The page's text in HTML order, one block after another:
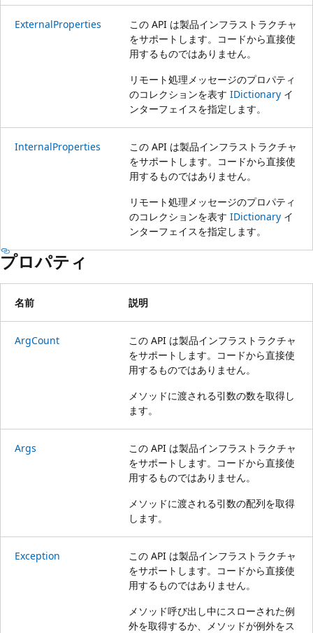
ExternalProperties
この API は製品インフラストラクチャ
をサポートします。コードから直接使
用するものではありません。
リモート処理メッセージのプロパティ
のコレクションを表す IDictionary イ
ンターフェイスを指定します。
InternalProperties
この API は製品インフラストラクチャ
をサポートします。コードから直接使
用するものではありません。
リモート処理メッセージのプロパティ
のコレクションを表す IDictionary イ
ンターフェイスを指定します。
プロパティ
名前 説明
ArgCount
この API は製品インフラストラクチャ
をサポートします。コードから直接使
用するものではありません。
メソッドに渡される引数の数を取得し
ます。
Args
この API は製品インフラストラクチャ
をサポートします。コードから直接使
用するものではありません。
メソッドに渡される引数の配列を取得
します。
Exception
この API は製品インフラストラクチャ
をサポートします。コードから直接使
用するものではありません。
メソッド呼び出し中にスローされた例
外を取得するか、メソッドが例外をス